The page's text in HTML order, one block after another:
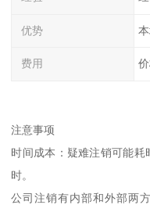
优势
费用
注意事项
时间成本：疑难注销可能耗
时。
公司注销有内部和外部两